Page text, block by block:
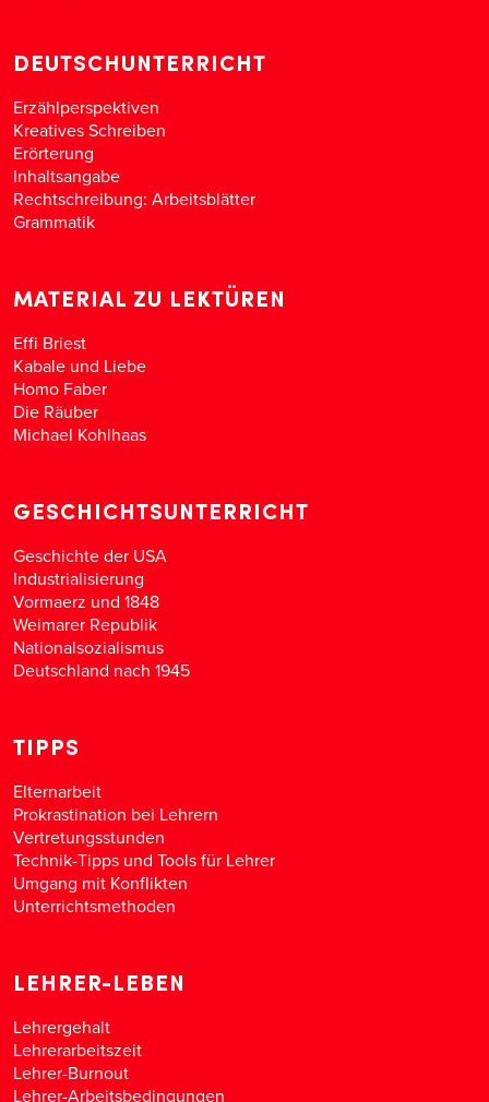
DEUTSCHUNTERRICHT
Erzählperspektiven
Kreatives Schreiben
Erörterung
Inhaltsangabe
Rechtschreibung: Arbeitsblätter
Grammatik
MATERIAL ZU LEKTÜREN
Effi Briest
Kabale und Liebe
Homo Faber
Die Räuber
Michael Kohlhaas
GESCHICHTSUNTERRICHT
Geschichte der USA
Industrialisierung
Vormaerz und 1848
Weimarer Republik
Nationalsozialismus
Deutschland nach 1945
TIPPS
Elternarbeit
Prokrastination bei Lehrern
Vertretungsstunden
Technik-Tipps und Tools für Lehrer
Umgang mit Konflikten
Unterrichtsmethoden
LEHRER-LEBEN
Lehrergehalt
Lehrerarbeitszeit
Lehrer-Burnout
Lehrer-Arbeitsbedingungen